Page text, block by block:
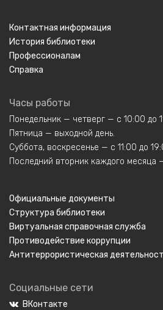
Контактная информация
История библиотеки
Профессионалам
Справка
Часы работы
Понедельник — четверг — с 10:00 до
Пятница — выходной день.
Суббота, воскресенье — с 11:00 до
Последний вторник каждого месяца
Официальные документы
Структура библиотеки
Виртуальная справочная служба
Противодействие коррупции
Антитеррористическая
Социальные сети
ВКонтакте